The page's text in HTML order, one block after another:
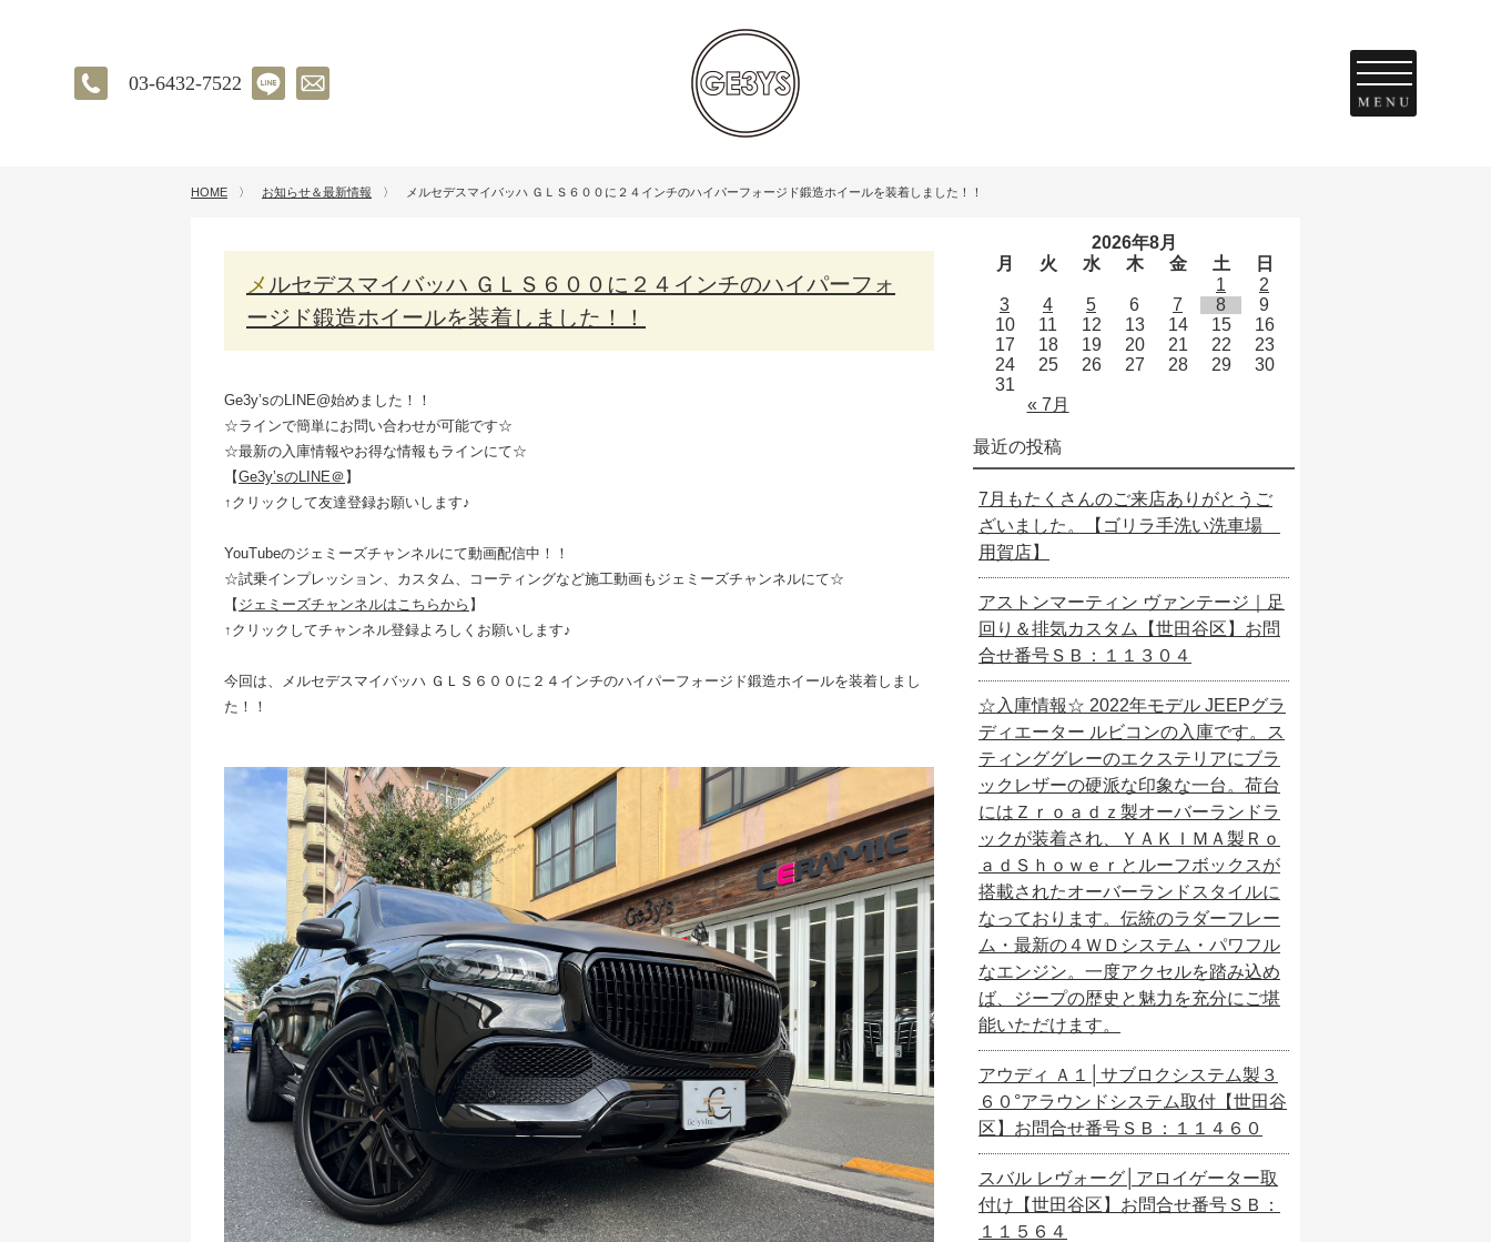
03-6432-7522
HOME 〉 お知らせ＆最新情報 〉 メルセデスマイバッハ ＧＬＳ６００に２４インチのハイパーフォージド鍛造ホイールを装着しました！！
メルセデスマイバッハ ＧＬＳ６００に２４インチのハイパーフォ
ージド鍛造ホイールを装着しました！！
Ge3y’sのLINE@始めました！！
☆ラインで簡単にお問い合わせが可能です☆
☆最新の入庫情報やお得な情報もラインにて☆
【Ge3y’sのLINE＠ 】
↑クリックして友達登録お願いします♪
YouTubeのジェミーズチャンネルにて動画配信中！！
☆試乗インプレッション、カスタム、コーティングなど施工動画もジェミーズチャンネルにて☆
【 ジェミーズチャンネルはこちらから 】
↑クリックしてチャンネル登録よろしくお願いします♪
今回は、メルセデスマイバッハ ＧＬＳ６００に２４インチのハイパーフォージド鍛造ホイールを装着しまし
た！！
2026年8月
月
火 水 木 金 土 日
« 7月
1
2
3
4 5 6 7 8
9
10
11 12 13 14 15
16
17
18 19 20 21 22
23
24
25 26 27 28 29
30
31
最近の投稿
7月もたくさんのご来店ありがとうご
ざいました。【ゴリラ手洗い洗車場
用賀店】
アストンマーティン ヴァンテージ｜足
回り＆排気カスタム【世田谷区】お問
合せ番号ＳＢ：１１３０４
☆入庫情報☆ 2022年モデル JEEPグラ
ディエーター ルビコンの入庫です。ス
ティンググレーのエクステリアにブラ
ックレザーの硬派な印象な一台。荷台
にはＺｒｏａｄｚ製オーバーランドラ
ックが装着され、ＹＡＫＩＭＡ製Ｒｏ
ａｄＳｈｏｗｅｒとルーフボックスが
搭載されたオーバーランドスタイルに
なっております。伝統のラダーフレー
ム・最新の４ＷＤシステム・パワフル
なエンジン。一度アクセルを踏み込め
ば、ジープの歴史と魅力を充分にご堪
能いただけます。
アウディ Ａ１│サブロクシステム製３
６０°アラウンドシステム取付【世田谷
区】お問合せ番号ＳＢ：１１４６０
スバル レヴォーグ│アロイゲーター取
付け【世田谷区】お問合せ番号ＳＢ：
１１５６４